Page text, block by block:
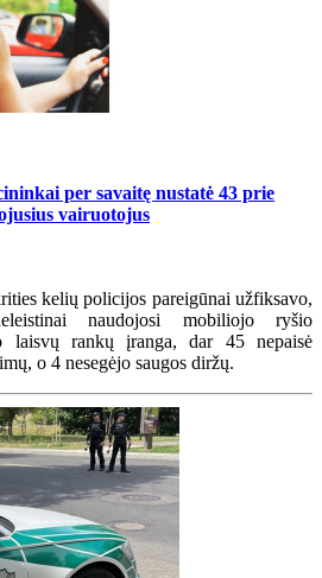
per savaitę nustatė 43 prie
vairuotojus
kelių policijos pareigūnai užfiksavo,
naudojosi mobiliojo ryšio
laisvų rankų įranga, dar 45 nepaisė
o 4 nesegėjo saugos diržų.